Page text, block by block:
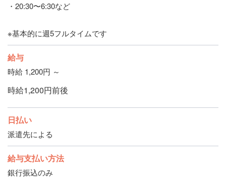
・20:30〜6:30など
※基本的に週5フルタイムです
給与
時給 1,200円 ～
時給1,200円前後
日払い
派遣先による
給与支払い方法
銀行振込のみ